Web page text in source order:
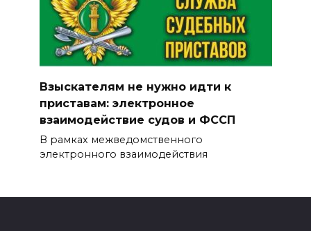
Взыскателям не нужно идти к
приставам: электронное
взаимодействие судов и ФССП
В рамках межведомственного
электронного взаимодействия